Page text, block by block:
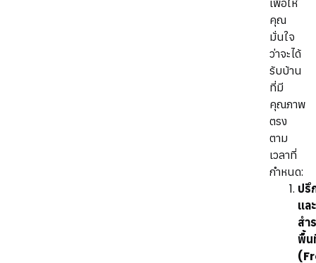
คุณ
มั่นใจ
ว่าจะได้
รับบ้าน
ที่มี
คุณภาพ
ตรง
ตาม
เวลาที่
กำหนด:
ปรึ
และ
สำ
พื้น